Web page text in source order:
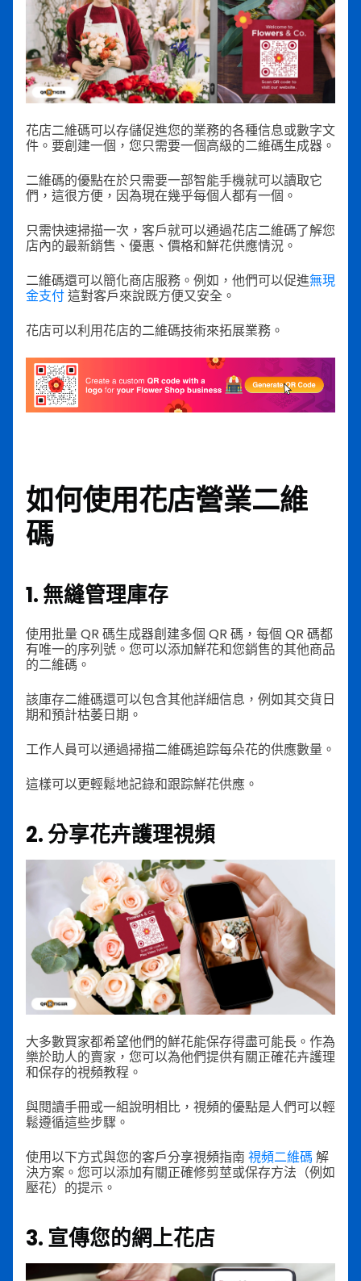
花店二維碼可以存儲促進您的業務的各種信息或數字文
件。要創建一個，您只需要一個高級的二維碼生成器。
二維碼的優點在於只需要一部智能手機就可以讀取它
們，這很方便，因為現在幾乎每個人都有一個。
只需快速掃描一次，客戶就可以通過花店二維碼了解您
店內的最新銷售、優惠、價格和鮮花供應情況。
二維碼還可以簡化商店服務。例如，他們可以促進無現
金支付這對客戶來說既方便又安全。
花店可以利用花店的二維碼技術來拓展業務。
如何使用花店營業二維
碼
1. 無縫管理庫存
使用批量 QR 碼生成器創建多個 QR 碼，每個 QR 碼都
有唯一的序列號。您可以添加鮮花和您銷售的其他商品
的二維碼。
該庫存二維碼還可以包含其他詳細信息，例如其交貨日
期和預計枯萎日期。
工作人員可以通過掃描二維碼追踪每朵花的供應數量。
這樣可以更輕鬆地記錄和跟踪鮮花供應。
2. 分享花卉護理視頻
大多數買家都希望他們的鮮花能保存得盡可能長。作為
樂於助人的賣家，您可以為他們提供有關正確花卉護理
和保存的視頻教程。
與閱讀手冊或一組說明相比，視頻的優點是人們可以輕
鬆遵循這些步驟。
使用以下方式與您的客戶分享視頻指南 視頻二維碼 解
決方案。您可以添加有關正確修剪莖或保存方法（例如
壓花）的提示。
3. 宣傳您的網上花店